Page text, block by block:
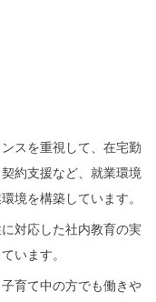
スを重視して、在宅勤
約支援など、就業環境
境を構築しています。
対応した社内教育の実
います。
育て中の方でも働きや